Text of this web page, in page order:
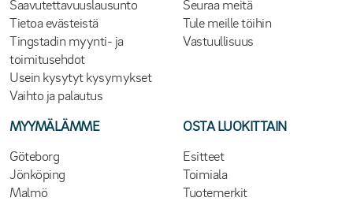
Saavutettavuuslausunto
Tietoa evästeistä
Tingstadin myynti- ja
toimitusehdot
Usein kysytyt kysymykset
Vaihto ja palautus
Seuraa meitä
Tule meille töihin
Vastuullisuus
MYYMÄLÄMME
Göteborg
Jönköping
Malmö
OSTA LUOKITTAIN
Esitteet
Toimiala
Tuotemerkit